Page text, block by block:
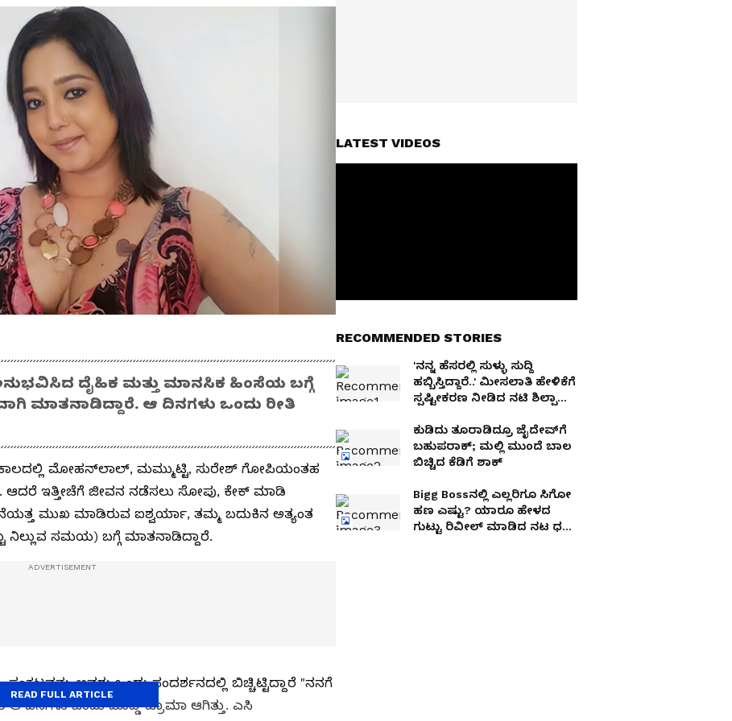
ದೈಹಿಕ ಮತ್ತು ಮಾನಸಿಕ ಹಿಂಸೆಯ ಬಗ್ಗೆ
ಮಾತನಾಡಿದ್ದಾರೆ. ಆ ದಿನಗಳು ಒಂದು ರೀತಿ
ಕಾಲದಲ್ಲಿ ಮೋಹನ್‌ಲಾಲ್, ಮಮ್ಮುಟ್ಟಿ, ಸುರೇಶ್ ಗೋಪಿಯಂತಹ
ಆದರೆ ಇತ್ತೀಚೆಗೆ ಜೀವನ ನಡೆಸಲು ಸೋಪು, ಕೇಕ್ ಮಾಡಿ
ಮುಖ ಮಾಡಿರುವ ಐಶ್ವರ್ಯಾ, ತಮ್ಮ ಬದುಕಿನ ಅತ್ಯಂತ
ಸಮಯ) ಬಗ್ಗೆ ಮಾತನಾಡಿದ್ದಾರೆ.
ಅವರು ಒಂದು ಸಂದರ್ಶನದಲ್ಲಿ ಬಿಚ್ಚಿಟ್ಟಿದ್ದಾರೆ "ನನಗೆ
ಒಂದು ದೊಡ್ಡ ಟ್ರಾಮಾ ಆಗಿತ್ತು. ಎಸಿ
READ FULL ARTICLE
LATEST VIDEOS
RECOMMENDED STORIES
'ನನ್ನ ಹೆಸರಲ್ಲಿ ಸುಳ್ಳು ಸುದ್ದಿ
ಹಬ್ಬಿಸ್ತಿದ್ದಾರೆ..' ಮೀಸಲಾತಿ ಹೇಳಿಕೆಗೆ
ಸ್ಪಷ್ಟೀಕರಣ ನೀಡಿದ ನಟಿ ಶಿಲ್ಪಾ
ಕುಡಿದು ತೂರಾಡಿದ್ರೂ ಜೈದೇವ್‌ಗೆ
ಬಹುಪರಾಕ್; ಮಲ್ಲಿ ಮುಂದೆ ಬಾಲ
ಬಿಚ್ಚಿದ ಕೆಡಿಗೆ ಶಾಕ್
Bigg Bossನಲ್ಲಿ ಎಲ್ಲರಿಗೂ ಸಿಗೋ
ಹಣ ಎಷ್ಟು? ಯಾರೂ ಹೇಳದ
ಗುಟ್ಟು ರಿವೀಲ್​ ಮಾಡಿದ ನಟ ಧನ್​